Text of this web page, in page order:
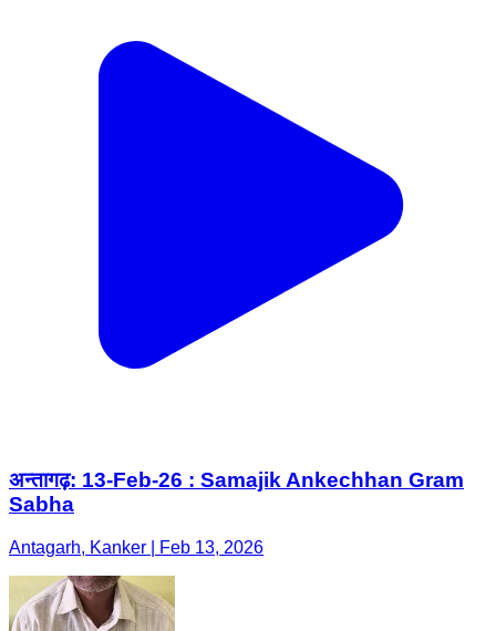
अन्तागढ़: 13-Feb-26 : Samajik Ankechhan Gram
Sabha
Antagarh, Kanker | Feb 13, 2026